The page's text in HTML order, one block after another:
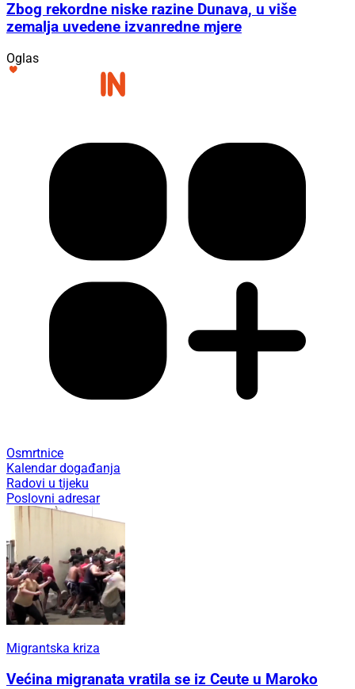
Zbog rekordne niske razine Dunava, u više
zemalja uvedene izvanredne mjere
Oglas
Osmrtnice
Kalendar događanja
Radovi u tijeku
Poslovni adresar
Migrantska kriza
Većina migranata vratila se iz Ceute u Maroko